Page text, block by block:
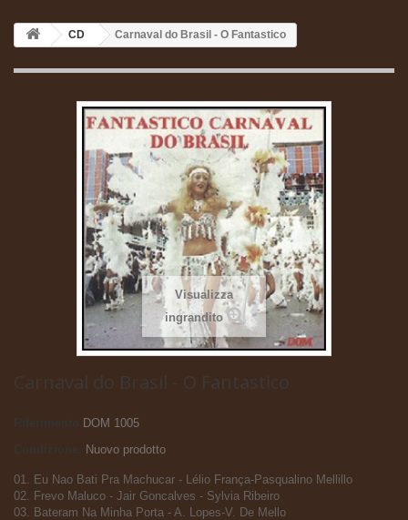
CD Carnaval do Brasil - O Fantastico
Visualizza
ingrandito
Carnaval do Brasil - O Fantastico
Riferimento
DOM 1005
Nuovo prodotto
01. Eu Nao Bati Pra Machucar - Lélio França-Pasqualino Mellillo
02. Frevo Maluco - Jair Goncalves - Sylvia Ribeiro
03. Bateram Na Minha Porta - A. Lopes-V. De Mello